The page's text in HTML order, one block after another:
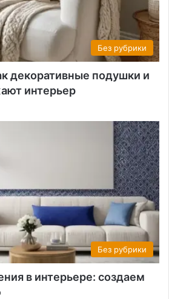
Без рубрики
декоративные подушки и
интерьер
Без рубрики
в интерьере: создаем